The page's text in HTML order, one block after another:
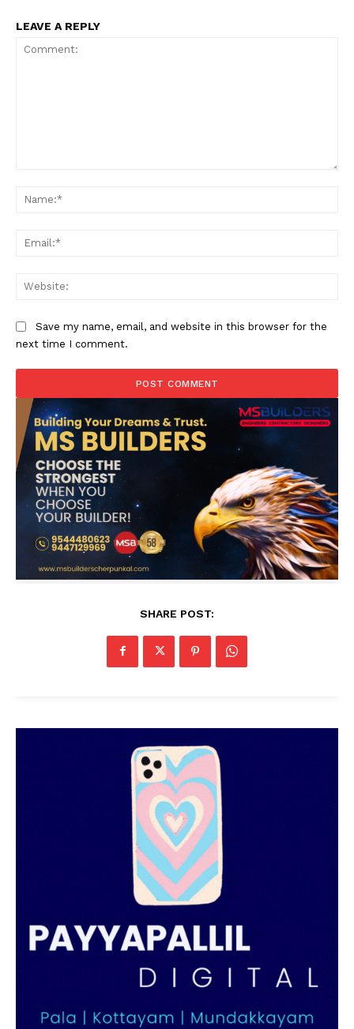
LEAVE A REPLY
Save my name, email, and website in this browser for the
next time I comment.
SHARE POST: